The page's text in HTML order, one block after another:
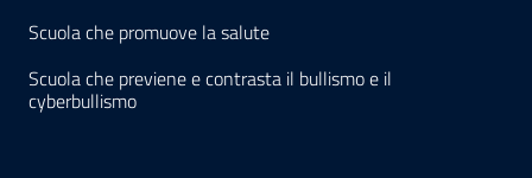
Scuola che promuove la salute
Scuola che previene e contrasta il bullismo e il
cyberbullismo